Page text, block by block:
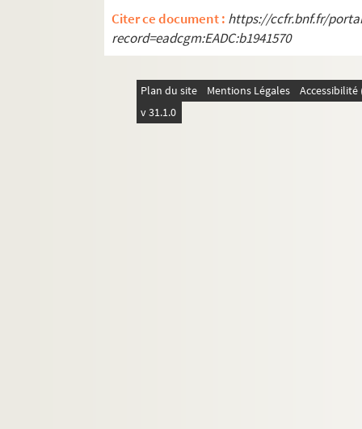
Citer ce document : https://ccfr.bnf.fr/
record=eadcgm:EADC:b1941570
Plan du site Mentions Légales
v 31.1.0